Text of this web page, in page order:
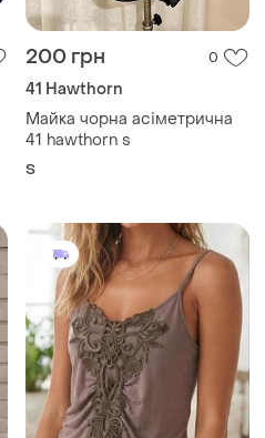
200 грн 0
41 Hawthorn
Майка чорна асіметрична
41 hawthorn s
S